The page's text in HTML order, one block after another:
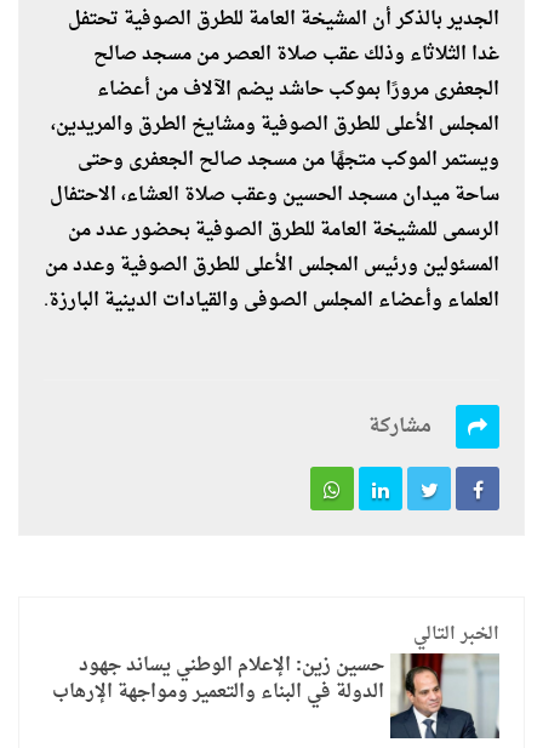
الجدير بالذكر أن المشيخة العامة للطرق الصوفية تحتفل
غدا الثلاثاء وذلك عقب صلاة العصر من مسجد صالح
الجعفرى مرورًا بموكب حاشد يضم الآلاف من أعضاء
المجلس الأعلى للطرق الصوفية ومشايخ الطرق والمريدين،
ويستمر الموكب متجهًا من مسجد صالح الجعفرى وحتى
ساحة ميدان مسجد الحسين وعقب صلاة العشاء، الاحتفال
الرسمى للمشيخة العامة للطرق الصوفية بحضور عدد من
المسئولين ورئيس المجلس الأعلى للطرق الصوفية وعدد من
العلماء وأعضاء المجلس الصوفى والقيادات الدينية البارزة.
مشاركة
الخبر التالي
حسين زين: الإعلام الوطني يساند جهود
الدولة في البناء والتعمير ومواجهة الإرهاب